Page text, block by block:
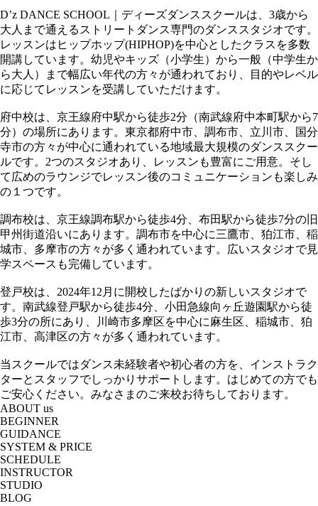
D’z DANCE SCHOOL｜ディーズダンススクールは、3歳から
大人まで通えるストリートダンス専門のダンススタジオです。
レッスンはヒップホップ(HIPHOP)を中心としたクラスを多数
開講しています。幼児やキッズ（小学生）から一般（中学生か
ら大人）まで幅広い年代の方々が通われており、目的やレベル
に応じてレッスンを受講していただけます。
府中校は、京王線府中駅から徒歩2分（南武線府中本町駅から7
分）の場所にあります。東京都府中市、調布市、立川市、国分
寺市の方々が中心に通われている地域最大規模のダンススクー
ルです。2つのスタジオあり、レッスンも豊富にご用意。そし
て広めのラウンジでレッスン後のコミュニケーションも楽しみ
の１つです。
調布校は、京王線調布駅から徒歩4分、布田駅から徒歩7分の旧
甲州街道沿いにあります。調布市を中心に三鷹市、狛江市、稲
城市、多摩市の方々が多く通われています。広いスタジオで見
学スペースも完備しています。
登戸校は、2024年12月に開校したばかりの新しいスタジオで
す。南武線登戸駅から徒歩4分、小田急線向ヶ丘遊園駅から徒
歩3分の所にあり、川崎市多摩区を中心に麻生区、稲城市、狛
江市、高津区の方々が多く通われています。
当スクールではダンス未経験者や初心者の方を、インストラク
ターとスタッフでしっかりサポートします。はじめての方でも
ご安心ください。みなさまのご来校お待ちしております。
ABOUT us
BEGINNER
GUIDANCE
SYSTEM & PRICE
SCHEDULE
INSTRUCTOR
STUDIO
BLOG